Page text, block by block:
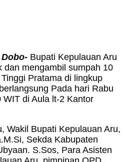
Bupati Kepulauan Aru
dan mengambil sumpah 10
Pratama di lingkup
Pada hari Rabu
di Aula lt-2 Kantor
Wakil Bupati Kepulauan Aru,
Sekda Kabupaten
S.Sos, Para Asisten